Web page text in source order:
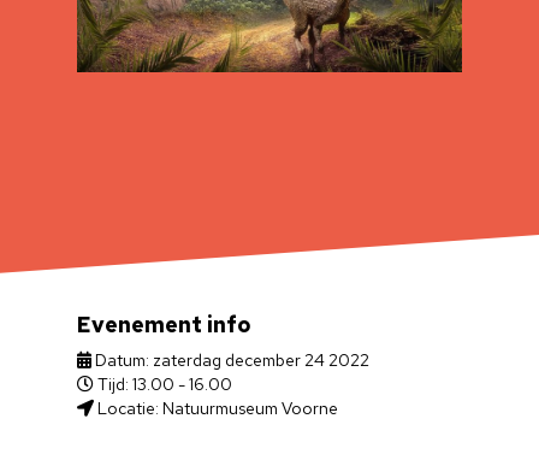
Evenement info
Datum: zaterdag december 24 2022
Tijd: 13.00 - 16.00
Locatie: Natuurmuseum Voorne